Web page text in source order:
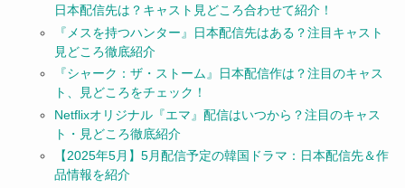
日本配信先は？キャスト見どころ合わせて紹介！
『メスを持つハンター』日本配信先はある？注目キャスト
見どころ徹底紹介
『シャーク：ザ・ストーム』日本配信作は？注目のキャス
ト、見どころをチェック！
Netflixオリジナル『エマ』配信はいつから？注目のキャス
ト・見どころ徹底紹介
【2025年5月】5月配信予定の韓国ドラマ：日本配信先＆作
品情報を紹介